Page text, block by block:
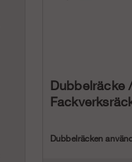
Dubbelräcke
Dubbelräcken